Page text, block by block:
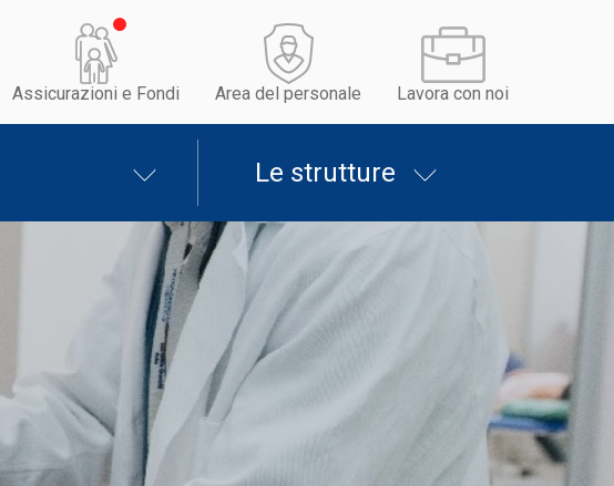
Assicurazioni e Fondi Area del personale Lavora con noi
Le strutture